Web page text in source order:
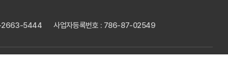
2663-5444 사업자등록번호 : 786-87-02549